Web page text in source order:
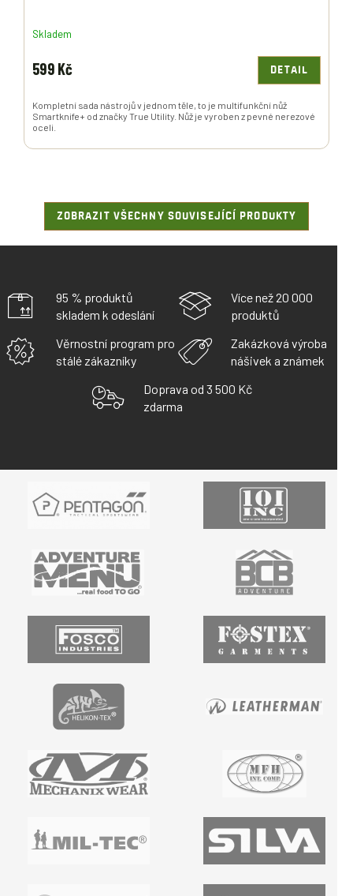
Skladem
599 Kč DETAIL
Kompletní sada nástrojů v jednom těle, to je multifunkční nůž
Smartknife+ od značky True Utility. Nůž je vyroben z pevné nerezové
oceli.
ZOBRAZIT VŠECHNY SOUVISEJÍCÍ PRODUKTY
95 % produktů
skladem k odeslání
Více než 20 000
produktů
Věrnostní program pro
stálé zákazníky
Zakázková výroba
nášivek a známek
Doprava od 3 500 Kč
zdarma